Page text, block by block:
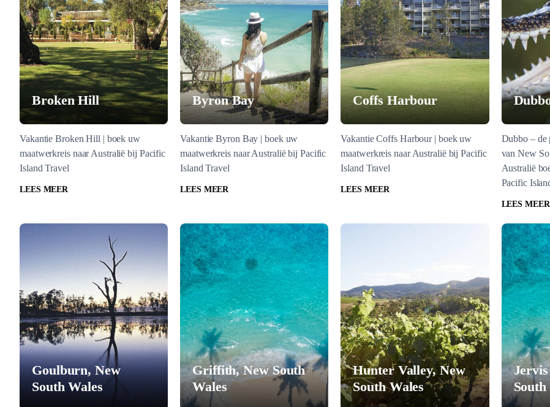
Broken Hill
Vakantie Broken Hill | boek uw
maatwerkreis naar Australië bij Pacific
Island Travel
LEES MEER
Byron Bay
Vakantie Byron Bay | boek uw
maatwerkreis naar Australië bij Pacific
Island Travel
LEES MEER
Coffs Harbour
Vakantie Coffs Harbour | boek uw
maatwerkreis naar Australië bij Pacific
Island Travel
LEES MEER
Dubbo – de
van New
Australië
Pacific
LEES MEER
Goulburn, New
South Wales
Griffith, New South
Wales
Hunter Valley, New
South Wales
South